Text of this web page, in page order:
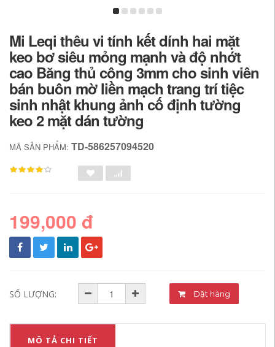
Mi Leqi thêu vi tính kết dính hai mặt
keo bơ siêu mỏng mạnh và độ nhớt
cao Băng thủ công 3mm cho sinh viên
bán buôn mờ liền mạch trang trí tiệc
sinh nhật khung ảnh cố định tường
keo 2 mặt dán tường
MÃ SẢN PHẨM: TD-586257094520
199,000 đ
SỐ LƯỢNG: Đặt hàng
MÔ TẢ CHI TIẾT